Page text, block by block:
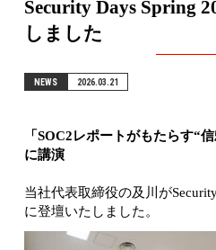
Security Days Spring
しました
NEWS 2026.03.21
「SOC2レポートがもたらす“
に講演
当社代表取締役の及川が
に登壇いたしました。